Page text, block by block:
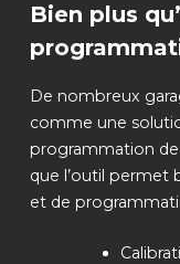
Bien plus
De nombreux
comme une
programmation
que l’outil permet
et de